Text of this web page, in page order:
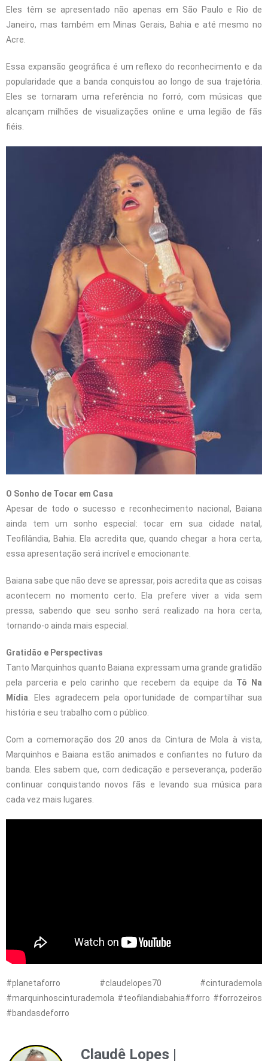
Eles têm se apresentado não apenas em São Paulo e Rio de
Janeiro, mas também em Minas Gerais, Bahia e até mesmo no
Acre.
Essa expansão geográfica é um reflexo do reconhecimento e da
popularidade que a banda conquistou ao longo de sua trajetória.
Eles se tornaram uma referência no forró, com músicas que
alcançam milhões de visualizações online e uma legião de fãs
fiéis.
O Sonho de Tocar em Casa
Apesar de todo o sucesso e reconhecimento nacional, Baiana
ainda tem um sonho especial: tocar em sua cidade natal,
Teofilândia, Bahia. Ela acredita que, quando chegar a hora certa,
essa apresentação será incrível e emocionante.
Baiana sabe que não deve se apressar, pois acredita que as coisas
acontecem no momento certo. Ela prefere viver a vida sem
pressa, sabendo que seu sonho será realizado na hora certa,
tornando-o ainda mais especial.
Gratidão e Perspectivas
Tanto Marquinhos quanto Baiana expressam uma grande gratidão
pela parceria e pelo carinho que recebem da equipe da Tô Na
Mídia. Eles agradecem pela oportunidade de compartilhar sua
história e seu trabalho com o público.
Com a comemoração dos 20 anos da Cintura de Mola à vista,
Marquinhos e Baiana estão animados e confiantes no futuro da
banda. Eles sabem que, com dedicação e perseverança, poderão
continuar conquistando novos fãs e levando sua música para
cada vez mais lugares.
#planetaforro #claudelopes70 #cinturademola
#marquinhoscinturademola #teofilandiabahia#forro #forrozeiros
#bandasdeforro
Claudê Lopes |